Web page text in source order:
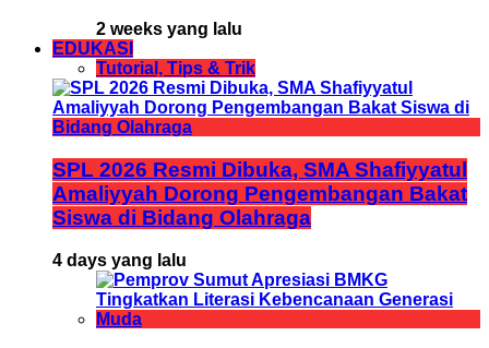
2 weeks yang lalu
EDUKASI
Tutorial, Tips & Trik
SPL 2026 Resmi Dibuka, SMA Shafiyyatul
Amaliyyah Dorong Pengembangan Bakat
Siswa di Bidang Olahraga
4 days yang lalu